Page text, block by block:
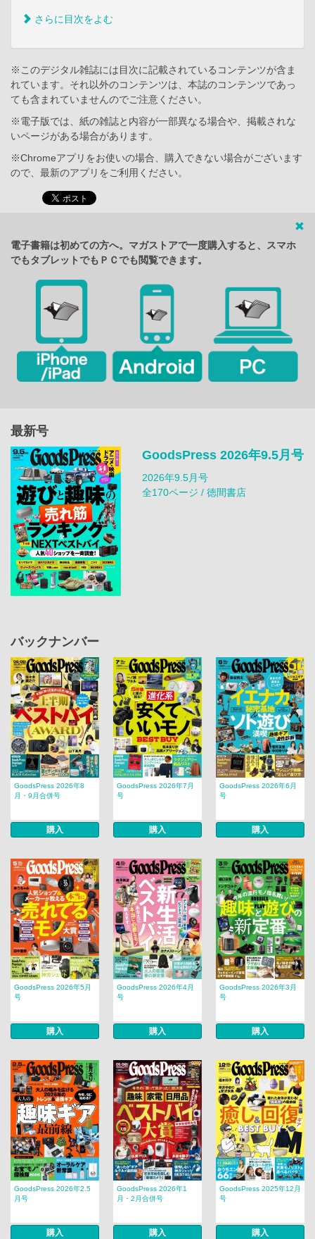
さらに目次をよむ
※このデジタル雑誌には目次に記載されているコンテンツが含ま
れています。それ以外のコンテンツは、本誌のコンテンツであっ
ても含まれていませんのでご注意ください。
※電子版では、紙の雑誌と内容が一部異なる場合や、掲載されな
いページがある場合があります。
※Chromeアプリをお使いの場合、購入できない場合がございます
ので、最新のアプリをご利用ください。
電子書籍は初めての方へ。マガストアで一度購入すると、スマホ
でもタブレットでもＰＣでも閲覧できます。
最新号
GoodsPress 2026年9.5月号
2026年9.5月号
全170ページ / 徳間書店
バックナンバー
GoodsPress 2026年8
月・9月合併号
購入
GoodsPress 2026年7月
号
購入
GoodsPress 2026年6月
号
購入
GoodsPress 2026年5月
号
購入
GoodsPress 2026年4月
号
購入
GoodsPress 2026年3月
号
購入
GoodsPress 2026年2.5
月号
購入
GoodsPress 2026年1
月・2月合併号
購入
GoodsPress 2025年12月
号
購入